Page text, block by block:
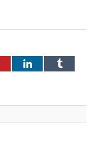
LinkedInTumblr